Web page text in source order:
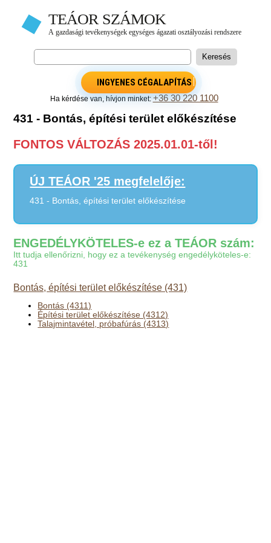
INGYENES CÉGALAPÍTÁS
Ha kérdése van, hívjon minket:+36 30 220 1100
431 - Bontás, építési terület előkészítése
FONTOS VÁLTOZÁS 2025.01.01-től!
ÚJ TEÁOR '25 megfelelője:
431 - Bontás, építési terület előkészítése
ENGEDÉLYKÖTELES-e ez a TEÁOR szám:
Itt tudja ellenőrizni, hogy ez a tevékenység engedélyköteles-e:
431
Bontás, építési terület előkészítése (431)
Bontás (4311)
Építési terület előkészítése (4312)
Talajmintavétel, próbafúrás (4313)